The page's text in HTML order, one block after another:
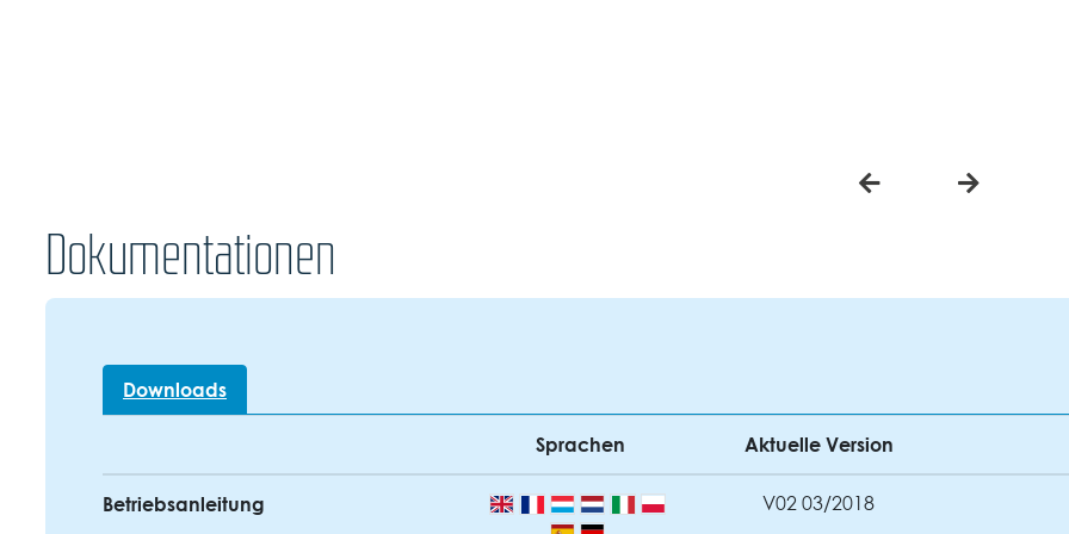
Dokumentationen
Downloads
Sprachen
Aktuelle Version
Betriebsanleitung V02 03/2018